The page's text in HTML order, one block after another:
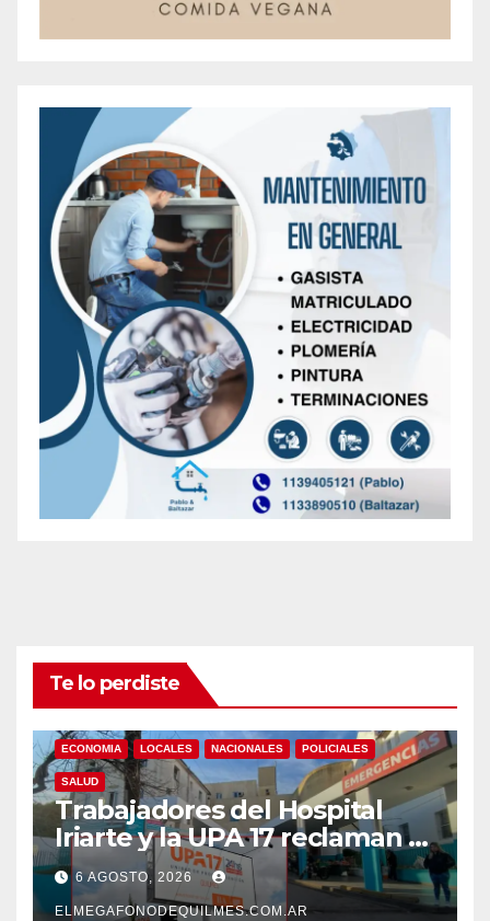
Te lo perdiste
ECONOMIA LOCALES NACIONALES POLICIALES
SALUD
Trabajadores del Hospital
Iriarte y la UPA 17 reclaman el
pase a planta de becarios y
mejoras laborales
6 AGOSTO, 2026
ELMEGAFONODEQUILMES.COM.AR